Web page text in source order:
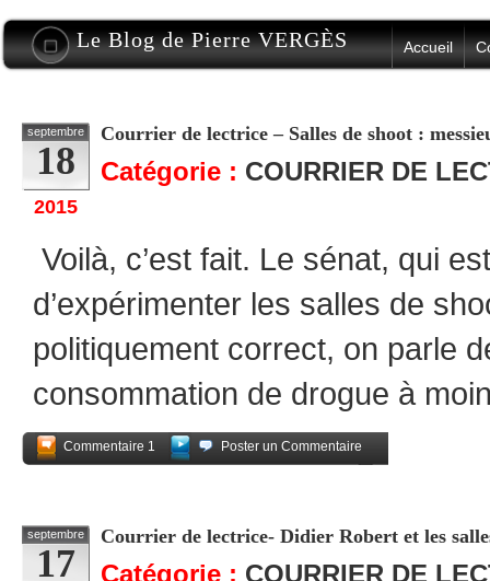
Le Blog de Pierre VERGÈS Accueil
septembre
18
2015
Courrier de lectrice – Salles de shoot :
Catégorie : COURRIER DE
Voilà, c’est fait. Le sénat, qui
d’expérimenter les salles de
politiquement correct, on parle
consommation de drogue à
Commentaire 1
Poster un Commentaire
septembre
17
Courrier de lectrice- Didier Robert et les
Catégorie : COURRIER DE